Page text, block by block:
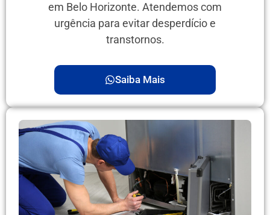
em Belo Horizonte. Atendemos com
urgência para evitar desperdício e
transtornos.
Saiba Mais